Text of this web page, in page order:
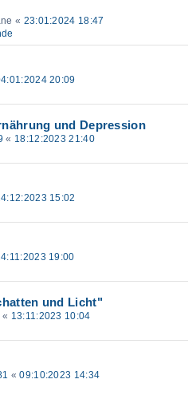
« 23:01:2024 18:47
20:09
und Depression
« 18:12:2023 21:40
15:02
19:00
und Licht"
« 13:11:2023 10:04
«09:10:2023 14:34